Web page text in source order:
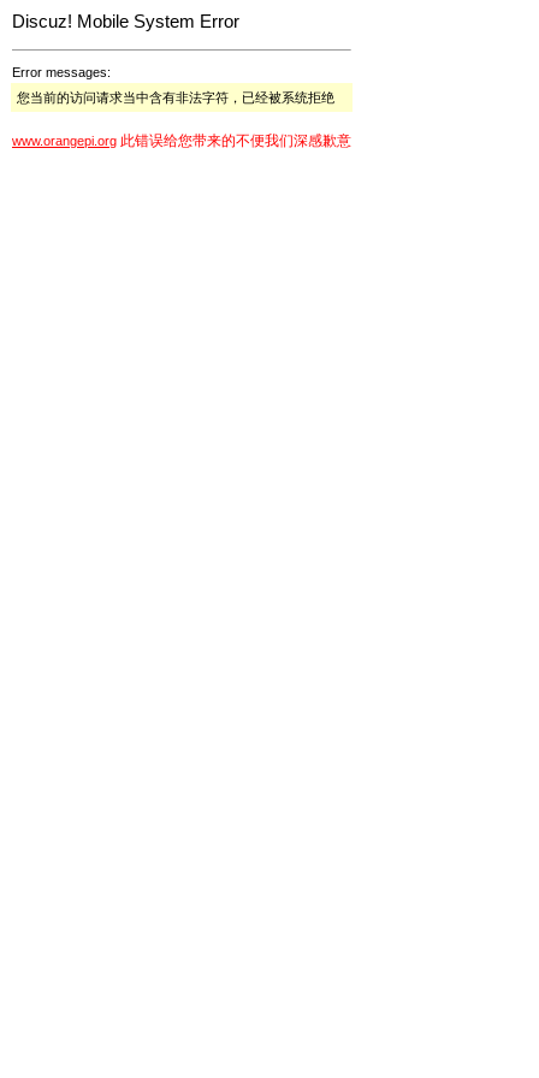
Discuz! Mobile System Error
Error messages:
您当前的访问请求当中含有非法字符，已经被系统拒绝
www.orangepi.org 此错误给您带来的不便我们深感歉意